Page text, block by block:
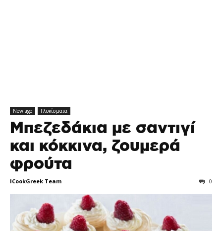
New age Γλυκίσματα
Μπεζεδάκια με σαντιγί
και κόκκινα, ζουμερά
φρούτα
ICookGreek Team 0